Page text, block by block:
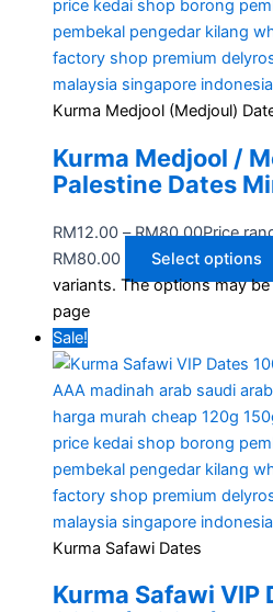
Kurma Medjool (Medjoul)
Kurma Medjool /
Palestine Dates
RM12.00 – RM80.00Price
RM80.00
Select options
variants. The options may
page
Sale!
Kurma Safawi Dates
Kurma Safawi VIP